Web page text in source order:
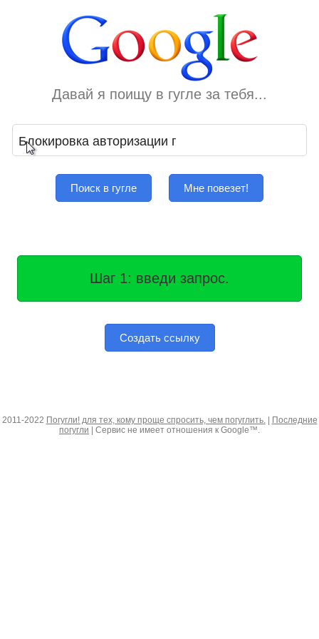
Давай я поищу в гугле за тебя...
Поиск в гугле Мне повезет!
Шаг 1: введи запрос.
Создать ссылку
2011-2022 Погугли! для тех, кому проще спросить, чем погуглить.|
Последние
погугли | Сервис не имеет отношения к Google™.